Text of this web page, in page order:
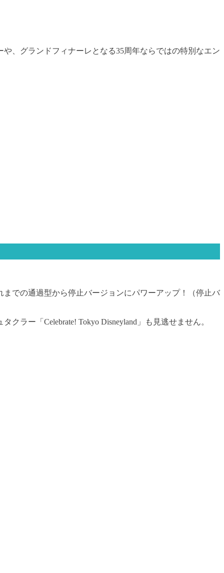
、グランドフィナーレとなる35周年ならではの特別なエン
での通過型から停止バージョンにパワーアップ！（停止バ
ラー「Celebrate! Tokyo Disneyland」も見逃せません。